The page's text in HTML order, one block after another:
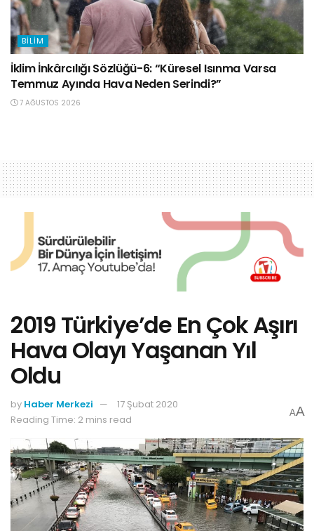
BILIM
İklim İnkârcılığı Sözlüğü-6: “Küresel Isınma Varsa
Temmuz Ayında Hava Neden Serindi?”
7 AĞUSTOS 2026
2019 Türkiye’de En Çok Aşırı
Hava Olayı Yaşanan Yıl
Oldu
by Haber Merkezi
17 Şubat 2020
Reading Time: 2 mins read
AA